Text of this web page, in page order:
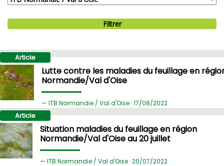
Filtrer
Article
Lutte contre les maladies du feuillage en
Normandie/Val d'Oise
ITB Normandie / Val d'Oise ·17/08/2022
Article
Situation maladies du feuillage en région
Normandie/Val d'Oise au 20 juillet
ITB Normandie / Val d'Oise ·20/07/2022